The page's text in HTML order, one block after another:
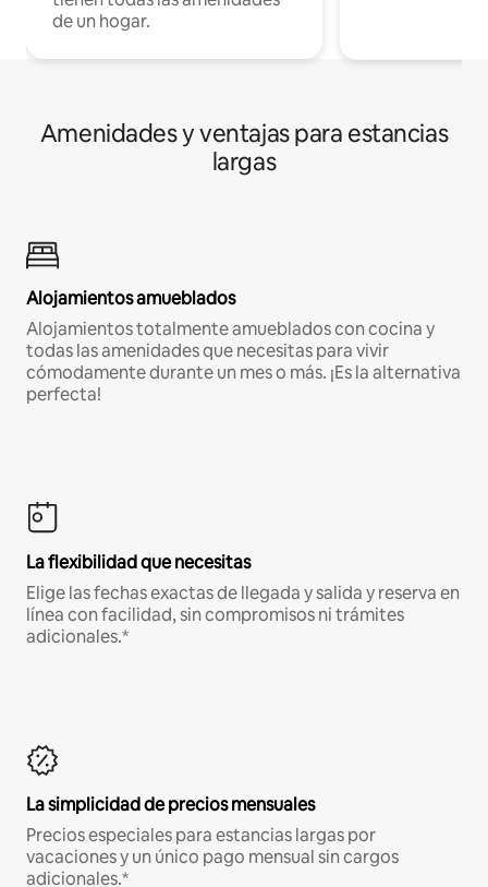
de un hogar.
Amenidades y ventajas para estancias
largas
Alojamientos amueblados
Alojamientos totalmente amueblados con cocina y
todas las amenidades que necesitas para vivir
cómodamente durante un mes o más. ¡Es la alternativa
perfecta!
La flexibilidad que necesitas
Elige las fechas exactas de llegada y salida y reserva en
línea con facilidad, sin compromisos ni trámites
adicionales.*
La simplicidad de precios mensuales
Precios especiales para estancias largas por
vacaciones y un único pago mensual sin cargos
adicionales.*